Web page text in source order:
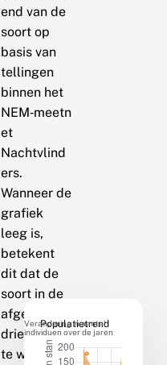
end van de
soort op
basis van
tellingen
binnen het
NEM‑meetn
et
Nachtvlind
ers.
Wanneer de
grafiek
leeg is,
betekent
dit dat de
soort in de
afgelopen
drie jaar op
te weinig
Populatietrend
Verandering in aantal
individuen over de jaren